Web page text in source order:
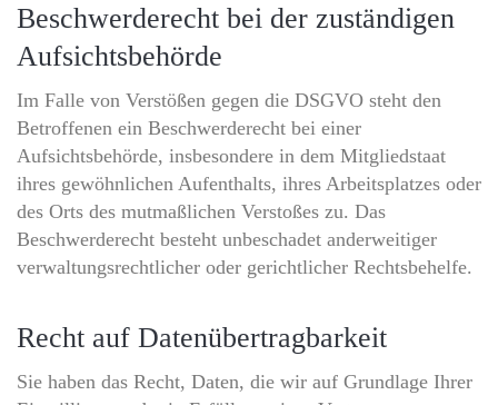
Beschwerde­recht bei der zuständigen
Aufsichts­behörde
Im Falle von Verstößen gegen die DSGVO steht den
Betroffenen ein Beschwerderecht bei einer
Aufsichtsbehörde, insbesondere in dem Mitgliedstaat
ihres gewöhnlichen Aufenthalts, ihres Arbeitsplatzes oder
des Orts des mutmaßlichen Verstoßes zu. Das
Beschwerderecht besteht unbeschadet anderweitiger
verwaltungsrechtlicher oder gerichtlicher Rechtsbehelfe.
Recht auf Daten­übertrag­barkeit
Sie haben das Recht, Daten, die wir auf Grundlage Ihrer